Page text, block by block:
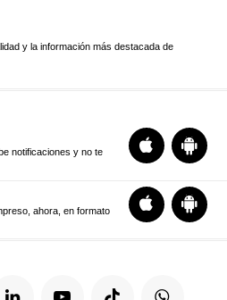
y la información más destacada de
notificaciones y no te
ahora, en formato